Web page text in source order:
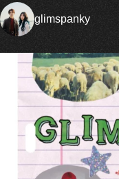
glimspanky